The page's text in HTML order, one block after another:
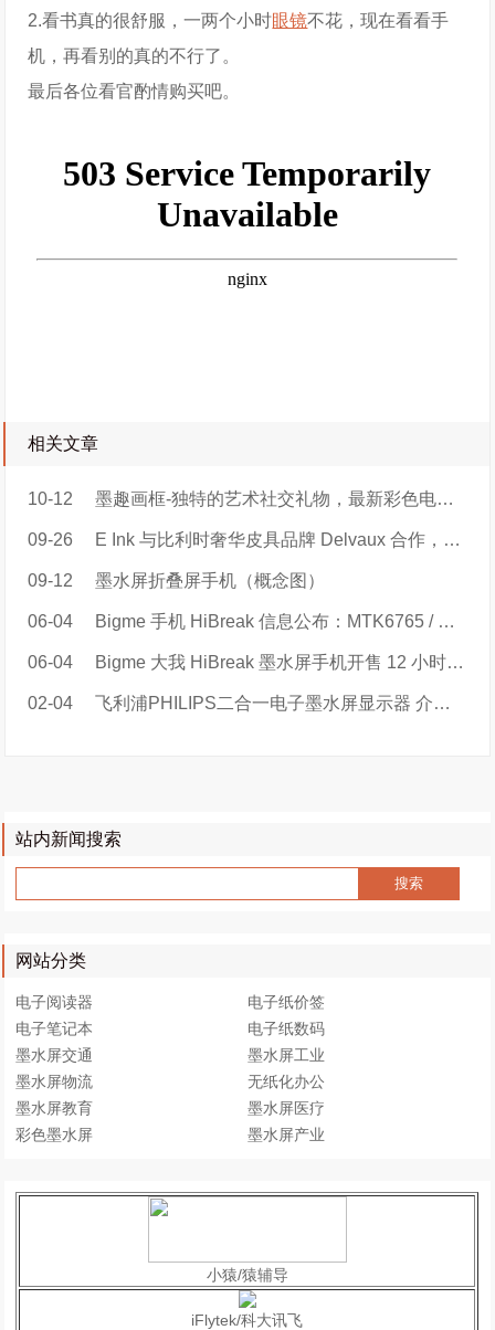
2.看书真的很舒服，一两个小时眼镜不花，现在看看手
机，再看别的真的不行了。
最后各位看官酌情购买吧。
相关文章
10-12 墨趣画框-独特的艺术社交礼物，最新彩色电子纸智能画框
09-26 E Ink 与比利时奢华皮具品牌 Delvaux 合作，推出巴黎时装周限量手袋
09-12 墨水屏折叠屏手机（概念图）
06-04 Bigme 手机 HiBreak 信息公布：MTK6765 / 天玑 900，219 美元起
06-04 Bigme 大我 HiBreak 墨水屏手机开售 12 小时总销量超 880 单
02-04 飞利浦PHILIPS二合一电子墨水屏显示器 介绍视频
站内新闻搜索
网站分类
电子阅读器
电子纸价签
电子笔记本
电子纸数码
墨水屏交通
墨水屏工业
墨水屏物流
无纸化办公
墨水屏教育
墨水屏医疗
彩色墨水屏
墨水屏产业
小猿/猿辅导
iFlytek/科大讯飞